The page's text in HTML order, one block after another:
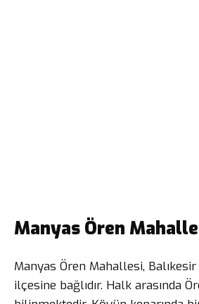
Manyas Ören
Manyas Ören Mahallesi,
ilçesine bağlıdır. Halk arasında